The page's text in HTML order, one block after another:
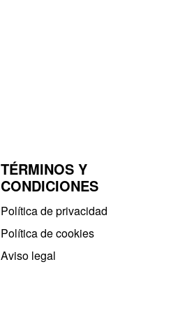
TÉRMINOS Y
CONDICIONES
Política de privacidad​
Política de cookies
Aviso legal